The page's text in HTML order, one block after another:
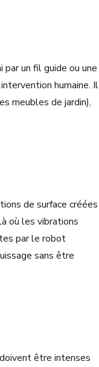
un fil guide ou une
humaine. Il
meubles de jardin),
de surface créées
où les vibrations
par le robot
sans être
être intenses